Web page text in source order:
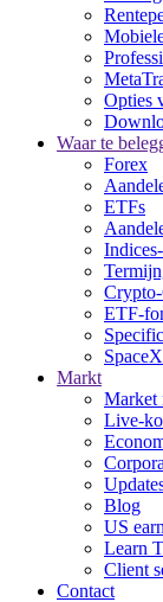
Opties
Waar te
Forex
ETFs
ETF-
SpaceX
Markt
Market
Live-
Blog
US
Learn
Client
Contact